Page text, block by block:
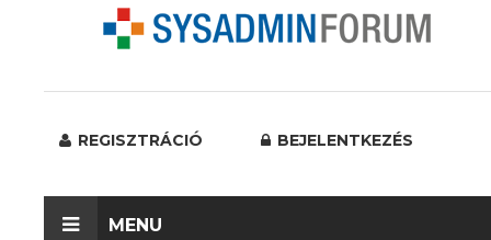
REGISZTRÁCIÓ BEJELENTKEZÉS
MENU